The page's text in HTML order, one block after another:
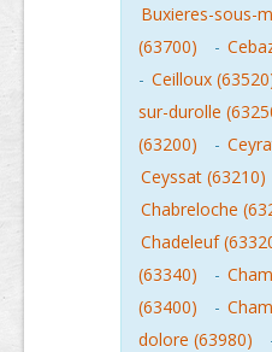
Buxieres-sous-
(63700)
-
- Ceilloux
sur-durolle
(63200)
-
Ceyssat (63210)
Chabreloche
Chadeleuf
(63340)
-
(63400)
-
dolore (63980)